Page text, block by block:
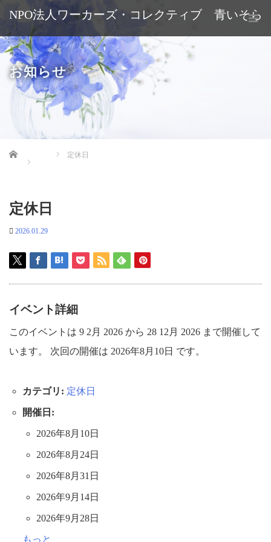
NPO法人ワーカーズ・コレクティブ 青いそら
お知らせ
Home 定休日
定休日
2026.01.29
イベント詳細
このイベントは 9 2月 2026 から 28 12月 2026 まで開催して
います。 次回の開催は 2026年8月10日 です。
カテゴリ: 定休日
開催日:
2026年8月10日
2026年8月24日
2026年8月31日
2026年9月14日
2026年9月28日
もっと